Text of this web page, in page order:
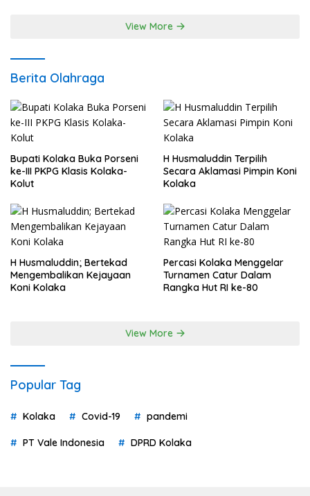
View More
Berita Olahraga
Bupati Kolaka Buka Porseni
ke-III PKPG Klasis Kolaka-
Kolut
H Husmaluddin Terpilih
Secara Aklamasi Pimpin Koni
Kolaka
H Husmaluddin; Bertekad
Mengembalikan Kejayaan
Koni Kolaka
Percasi Kolaka Menggelar
Turnamen Catur Dalam
Rangka Hut RI ke-80
View More
Popular Tag
Kolaka Covid-19 pandemi
PT Vale Indonesia DPRD Kolaka